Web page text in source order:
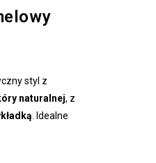
styl z
naturalnej, z
. Idealne